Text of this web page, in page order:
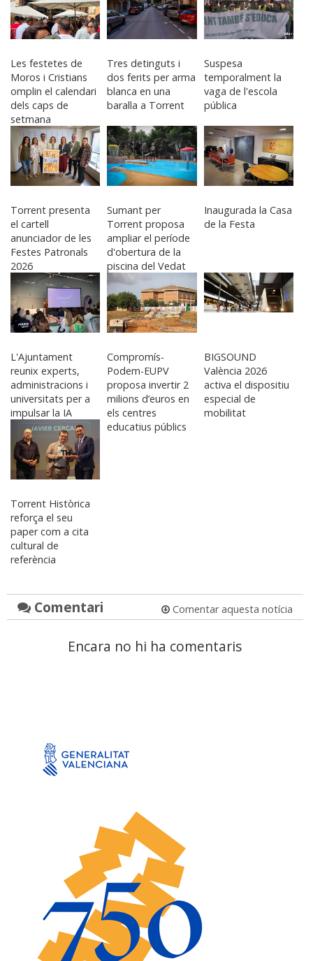
Les festetes de
Moros i Cristians
omplin el calendari
dels caps de
setmana
Tres detinguts i
dos ferits per arma
blanca en una
baralla a Torrent
Suspesa
temporalment la
vaga de l'escola
pública
Torrent presenta
el cartell
anunciador de les
Festes Patronals
2026
Sumant per
Torrent proposa
ampliar el període
d'obertura de la
piscina del Vedat
Inaugurada la Casa
de la Festa
L'Ajuntament
reunix experts,
administracions i
universitats per a
impulsar la IA
Compromís-
Podem-EUPV
proposa invertir 2
milions d’euros en
els centres
educatius públics
BIGSOUND
València 2026
activa el dispositiu
especial de
mobilitat
Torrent Històrica
reforça el seu
paper com a cita
cultural de
referència
Comentari Comentar aquesta notícia
Encara no hi ha comentaris